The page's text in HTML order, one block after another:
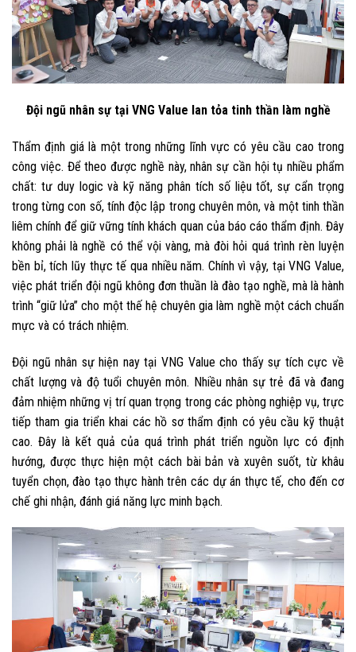
Đội ngũ nhân sự tại VNG Value lan tỏa tinh thần làm nghề
Thẩm định giá là một trong những lĩnh vực có yêu cầu cao trong
công việc. Để theo được nghề này, nhân sự cần hội tụ nhiều phẩm
chất: tư duy logic và kỹ năng phân tích số liệu tốt, sự cẩn trọng
trong từng con số, tính độc lập trong chuyên môn, và một tinh thần
liêm chính để giữ vững tính khách quan của báo cáo thẩm định. Đây
không phải là nghề có thể vội vàng, mà đòi hỏi quá trình rèn luyện
bền bỉ, tích lũy thực tế qua nhiều năm. Chính vì vậy, tại VNG Value,
việc phát triển đội ngũ không đơn thuần là đào tạo nghề, mà là hành
trình “giữ lửa” cho một thế hệ chuyên gia làm nghề một cách chuẩn
mực và có trách nhiệm.
Đội ngũ nhân sự hiện nay tại VNG Value cho thấy sự tích cực về
chất lượng và độ tuổi chuyên môn. Nhiều nhân sự trẻ đã và đang
đảm nhiệm những vị trí quan trọng trong các phòng nghiệp vụ, trực
tiếp tham gia triển khai các hồ sơ thẩm định có yêu cầu kỹ thuật
cao. Đây là kết quả của quá trình phát triển nguồn lực có định
hướng, được thực hiện một cách bài bản và xuyên suốt, từ khâu
tuyển chọn, đào tạo thực hành trên các dự án thực tế, cho đến cơ
chế ghi nhận, đánh giá năng lực minh bạch.